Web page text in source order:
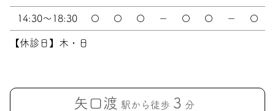
14:30～18:30 〇 〇 〇 － 〇 〇 － 〇
【休診日】木・日
矢口渡 駅から徒歩 3 分